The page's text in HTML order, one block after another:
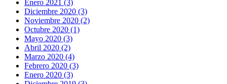
Enero 2021 (3)
Diciembre 2020 (3)
Noviembre 2020 (2)
Octubre 2020 (1)
Mayo 2020 (3)
Abril 2020 (2)
Marzo 2020 (4)
Febrero 2020 (3)
Enero 2020 (3)